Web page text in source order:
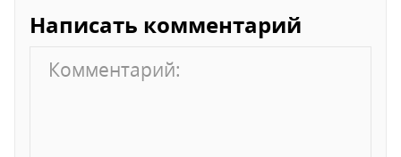
Написать комментарий